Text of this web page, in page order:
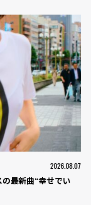
2026.08.07
最新曲“幸せでい